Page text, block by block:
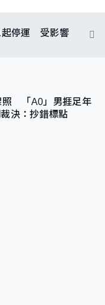
起停運 受影響
照 「A0」男捱足年
決：抄錯標點